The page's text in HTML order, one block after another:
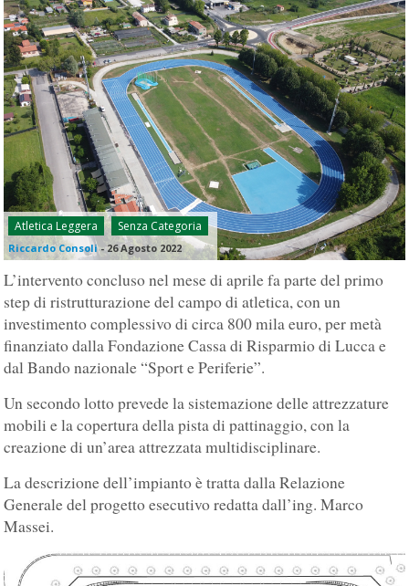
Atletica Leggera Senza Categoria
Riccardo Consoli-26 Agosto 2022
L’intervento concluso nel mese di aprile fa parte del primo
step di ristrutturazione del campo di atletica, con un
investimento complessivo di circa 800 mila euro, per metà
finanziato dalla Fondazione Cassa di Risparmio di Lucca e
dal Bando nazionale “Sport e Periferie”.
Un secondo lotto prevede la sistemazione delle attrezzature
mobili e la copertura della pista di pattinaggio, con la
creazione di un’area attrezzata multidisciplinare.
La descrizione dell’impianto è tratta dalla Relazione
Generale del progetto esecutivo redatta dall’ing. Marco
Massei.